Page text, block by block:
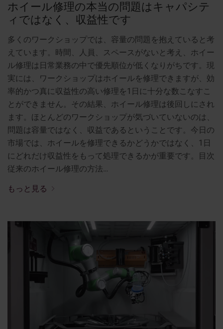
ホイール修理の本当の問題はキャパシテ
ィではなく、収益性です
多くのワークショップでは、容量の問題を抱えていると考
えています。時間、人員、スペースがないと考え、ホイー
ル修理は日常業務の中で優先順位が低くなりがちです。現
実には、ワークショップはホイールを修理できますが、効
率的かつ真に収益性の高い修理を1日に十分な数こなすこ
とができません。その結果、ホイール修理は後回しにされ
ます。ほとんどのワークショップが気づいていないのは、
問題は容量ではなく、収益であるということです。今日の
市場では、ホイールを修理できるかどうかではなく、1日
にどれだけ収益性をもって処理できるかが重要です。目次
従来のホイール修理の方法…
もっと見る